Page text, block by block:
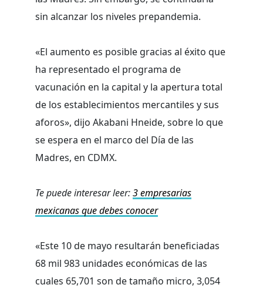
sin alcanzar los niveles prepandemia.
«El aumento es posible gracias al éxito que
ha representado el programa de
vacunación en la capital y la apertura total
de los establecimientos mercantiles y sus
aforos», dijo Akabani Hneide, sobre lo que
se espera en el marco del Día de las
Madres, en CDMX.
Te puede interesar leer:3 empresarias
mexicanas que debes conocer
«Este 10 de mayo resultarán beneficiadas
68 mil 983 unidades económicas de las
cuales 65,701 son de tamaño micro, 3,054